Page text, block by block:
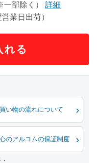
部除く）
詳細
業日出荷）
れる
い物の流れについて
のアルコムの保証制度